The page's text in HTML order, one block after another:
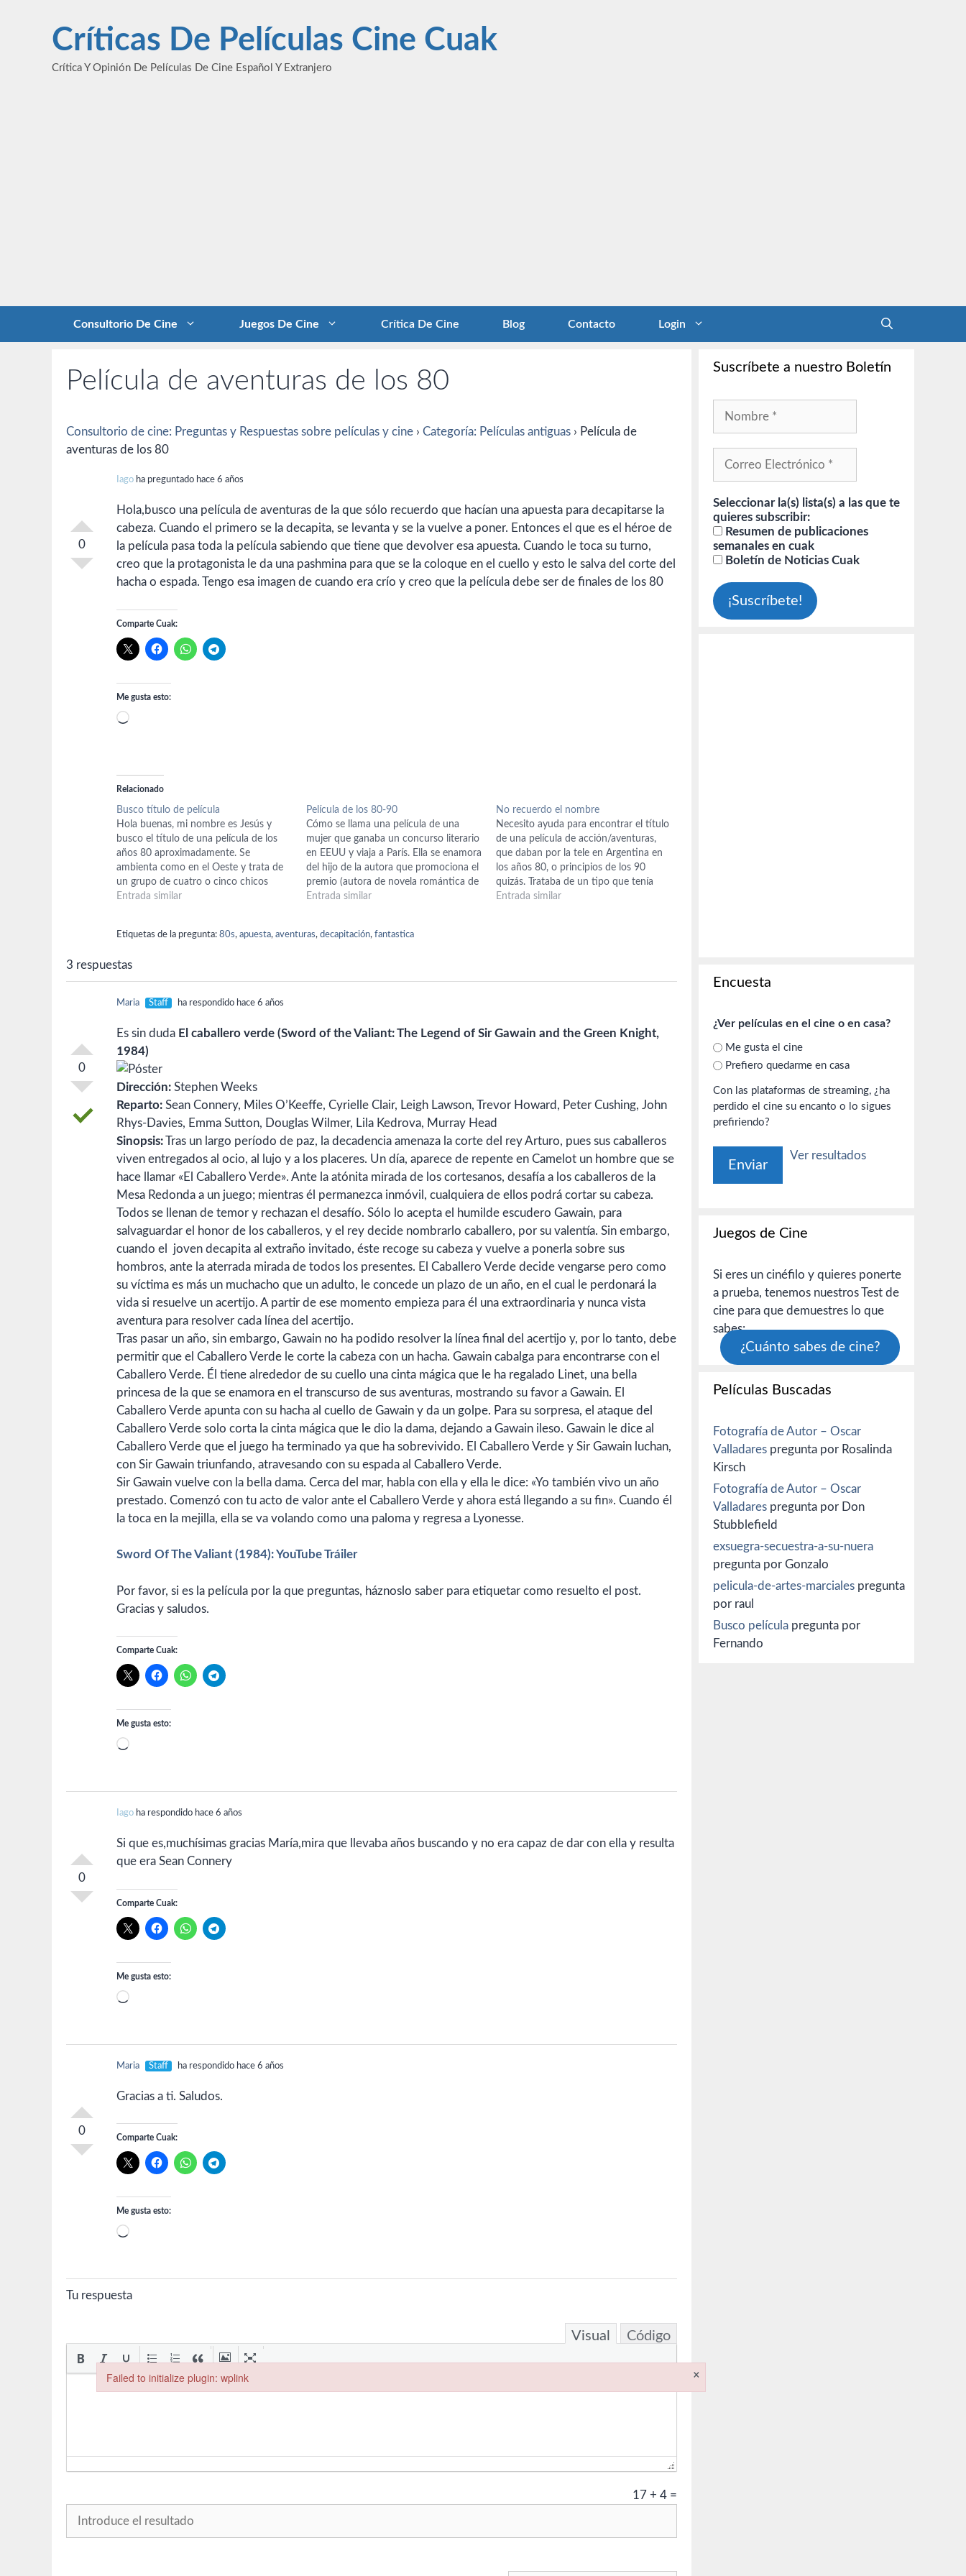
contenidoCríticas De Películas Cine Cuak
Crítica Y Opinión De Películas De Cine Español Y Extranjero
Consultorio De Cine Juegos De Cine Crítica De Cine Blog Contacto Login
Película de aventuras de los 80
Consultorio de cine: Preguntas y Respuestas sobre películas y cine › Categoría: Películas antiguas › Película de
aventuras de los 80
0
Iago ha preguntado hace 6 años
Hola,busco una película de aventuras de la que sólo recuerdo que hacían una apuesta para decapitarse la
cabeza. Cuando el primero se la decapita, se levanta y se la vuelve a poner. Entonces el que es el héroe de
la película pasa toda la película sabiendo que tiene que devolver esa apuesta. Cuando le toca su turno,
creo que la protagonista le da una pashmina para que se la coloque en el cuello y esto le salva del corte del
hacha o espada. Tengo esa imagen de cuando era crío y creo que la película debe ser de finales de los 80
Comparte Cuak:
Me gusta esto:
Cargando...
Relacionado
Busco título de película
Hola buenas, mi nombre es Jesús y
busco el título de una película de los
años 80 aproximadamente. Se
ambienta como en el Oeste y trata de
un grupo de cuatro o cinco chicos
ladrones. Conocen a uno que es por así
Entrada similar
Película de los 80-90
Cómo se llama una película de una
mujer que ganaba un concurso literario
en EEUU y viaja a París. Ella se enamora
del hijo de la autora que promociona el
premio (autora de novela romántica de
aventuras). Se van enamorando, y al
Entrada similar
No recuerdo el nombre
Necesito ayuda para encontrar el título
de una película de acción/aventuras,
que daban por la tele en Argentina en
los años 80, o principios de los 90
quizás. Trataba de un tipo que tenía
que rescatar a su novia de unos
Entrada similar
Etiquetas de la pregunta: 80s, apuesta, aventuras, decapitación, fantastica
3 respuestas
0
Maria Staff ha respondido hace 6 años
Es sin duda El caballero verde (Sword of the Valiant: The Legend of Sir Gawain and the Green Knight,
1984)
Dirección: Stephen Weeks
Reparto: Sean Connery, Miles O’Keeffe, Cyrielle Clair, Leigh Lawson, Trevor Howard, Peter Cushing, John
Rhys-Davies, Emma Sutton, Douglas Wilmer, Lila Kedrova, Murray Head
Sinopsis:Tras un largo período de paz, la decadencia amenaza la corte del rey Arturo, pues sus caballeros
viven entregados al ocio, al lujo y a los placeres. Un día, aparece de repente en Camelot un hombre que se
hace llamar «El Caballero Verde». Ante la atónita mirada de los cortesanos, desafía a los caballeros de la
Mesa Redonda a un juego; mientras él permanezca inmóvil, cualquiera de ellos podrá cortar su cabeza.
Todos se llenan de temor y rechazan el desafío. Sólo lo acepta el humilde escudero Gawain, para
salvaguardar el honor de los caballeros, y el rey decide nombrarlo caballero, por su valentía. Sin embargo,
cuando el joven decapita al extraño invitado, éste recoge su cabeza y vuelve a ponerla sobre sus
hombros, ante la aterrada mirada de todos los presentes. El Caballero Verde decide vengarse pero como
su víctima es más un muchacho que un adulto, le concede un plazo de un año, en el cual le perdonará la
vida si resuelve un acertijo. A partir de ese momento empieza para él una extraordinaria y nunca vista
aventura para resolver cada línea del acertijo.
Tras pasar un año, sin embargo, Gawain no ha podido resolver la línea final del acertijo y, por lo tanto, debe
permitir que el Caballero Verde le corte la cabeza con un hacha. Gawain cabalga para encontrarse con el
Caballero Verde. Él tiene alrededor de su cuello una cinta mágica que le ha regalado Linet, una bella
princesa de la que se enamora en el transcurso de sus aventuras, mostrando su favor a Gawain. El
Caballero Verde apunta con su hacha al cuello de Gawain y da un golpe. Para su sorpresa, el ataque del
Caballero Verde solo corta la cinta mágica que le dio la dama, dejando a Gawain ileso. Gawain le dice al
Caballero Verde que el juego ha terminado ya que ha sobrevivido. El Caballero Verde y Sir Gawain luchan,
con Sir Gawain triunfando, atravesando con su espada al Caballero Verde.
Sir Gawain vuelve con la bella dama. Cerca del mar, habla con ella y ella le dice: «Yo también vivo un año
prestado. Comenzó con tu acto de valor ante el Caballero Verde y ahora está llegando a su fin». Cuando él
la toca en la mejilla, ella se va volando como una paloma y regresa a Lyonesse.
Sword Of The Valiant (1984): YouTube Tráiler
Por favor, si es la película por la que preguntas, háznoslo saber para etiquetar como resuelto el post.
Gracias y saludos.
Comparte Cuak:
Me gusta esto:
Cargando...
0
Iago ha respondido hace 6 años
Si que es,muchísimas gracias María,mira que llevaba años buscando y no era capaz de dar con ella y resulta
que era Sean Connery
Comparte Cuak:
Me gusta esto:
Cargando...
0
Maria Staff ha respondido hace 6 años
Gracias a ti. Saludos.
Comparte Cuak:
Me gusta esto:
Cargando...
Tu respuesta
Visual Código
17 + 4 =
Suscríbete a nuestro Boletín
Seleccionar la(s) lista(s) a las que te
quieres subscribir:
Resumen de publicaciones
semanales en cuak
Boletín de Noticias Cuak
Encuesta
¿Ver películas en el cine o en casa?
Me gusta el cine
Prefiero quedarme en casa
Con las plataformas de streaming, ¿ha
perdido el cine su encanto o lo sigues
prefiriendo?
Ver resultados
Juegos de Cine
Si eres un cinéfilo y quieres ponerte
a prueba, tenemos nuestros Test de
cine para que demuestres lo que
sabes:
¿Cuánto sabes de cine?
Películas Buscadas
Fotografía de Autor – Oscar
Valladares pregunta por Rosalinda
Kirsch
Fotografía de Autor – Oscar
Valladares pregunta por Don
Stubblefield
exsuegra-secuestra-a-su-nuera
pregunta por Gonzalo
pelicula-de-artes-marciales pregunta
por raul
Busco película pregunta por
Fernando
Failed to initialize plugin: wplink ×
Failed to initialize plugin: wplink